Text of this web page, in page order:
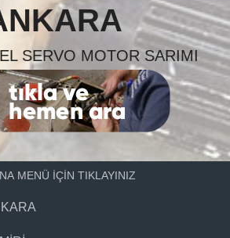
SERVO MOTOR SARIMI
MENÜ İÇİN TIKLAYINIZ